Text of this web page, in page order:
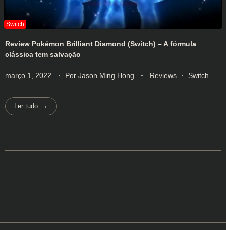
Review Pokémon Brilliant Diamond (Switch) – A fórmula
clássica tem salvação
março 1, 2022 Por Jason Ming Hong Reviews Switch
Ler tudo